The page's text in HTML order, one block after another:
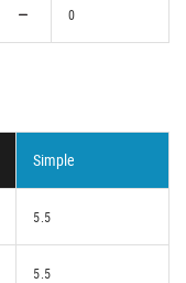
0
Simple
5.5
5.5